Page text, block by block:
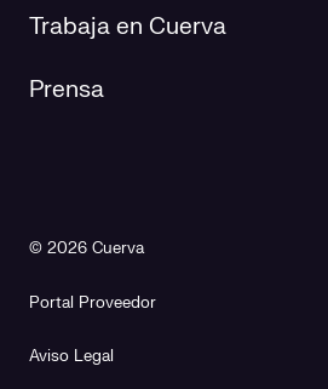
Trabaja en Cuerva
Prensa
© 2026 Cuerva
Portal Proveedor
Aviso Legal